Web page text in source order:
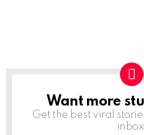
NEWSLETTER
Want more
Get the best viral